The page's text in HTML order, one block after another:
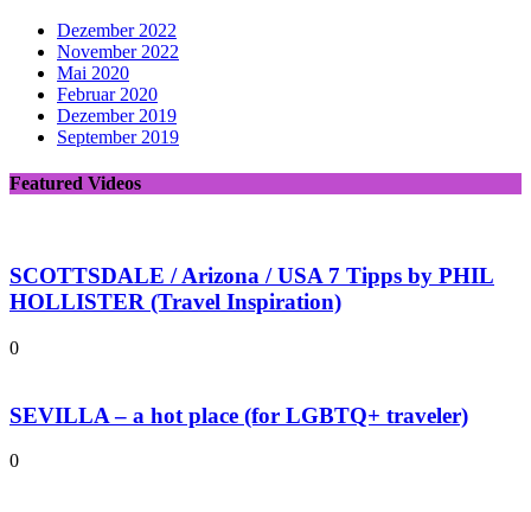
Dezember 2022
November 2022
Mai 2020
Februar 2020
Dezember 2019
September 2019
Featured Videos
SCOTTSDALE / Arizona / USA 7 Tipps by PHIL
HOLLISTER (Travel Inspiration)
0
SEVILLA – a hot place (for LGBTQ+ traveler)
0